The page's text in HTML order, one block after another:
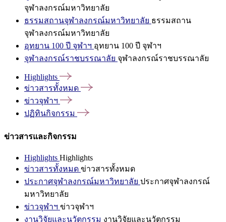
จุฬาลงกรณ์มหาวิทยาลัย
ธรรมสถานจุฬาลงกรณ์มหาวิทยาลัย ธรรมสถาน
จุฬาลงกรณ์มหาวิทยาลัย
อุทยาน 100 ปี จุฬาฯ อุทยาน 100 ปี จุฬาฯ
จุฬาลงกรณ์ราชบรรณาลัย จุฬาลงกรณ์ราชบรรณาลัย
Highlights
ข่าวสารทั้งหมด
ข่าวจุฬาฯ
ปฏิทินกิจกรรม
ข่าวสารและกิจกรรม
Highlights Highlights
ข่าวสารทั้งหมด ข่าวสารทั้งหมด
ประกาศจุฬาลงกรณ์มหาวิทยาลัย ประกาศจุฬาลงกรณ์
มหาวิทยาลัย
ข่าวจุฬาฯ ข่าวจุฬาฯ
งานวิจัยและนวัตกรรม งานวิจัยและนวัตกรรม